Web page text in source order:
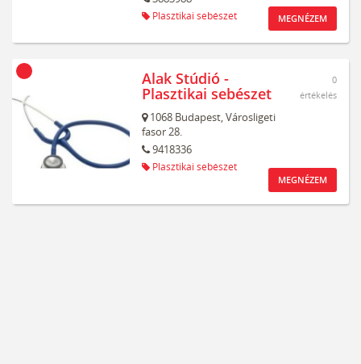
Plasztikai sebészet MEGNÉZEM
Alak Stúdió -
Plasztikai sebészet
1068 Budapest,Városligeti
fasor 28.
9418336
Plasztikai sebészet
0
értékelés
MEGNÉZEM